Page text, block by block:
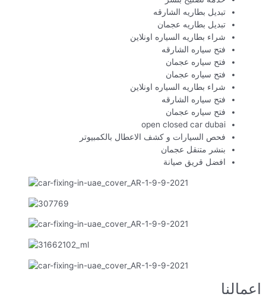
تبديل بطاريه الشارقه
تبديل بطاريه عجمان
شراء بطاريه السياره اونلاين
فتح سياره الشارقه
فتح سياره عجمان
فتح سياره عجمان
شراء بطاريه السياره اونلاين
فتح سياره الشارقه
فتح سياره عجمان
open closed car dubai
فحص السيارات و كشف الاعطال بالكمبيوتر
بنشر متنقل عجمان
افضل قريق صيانة
اعمالنا